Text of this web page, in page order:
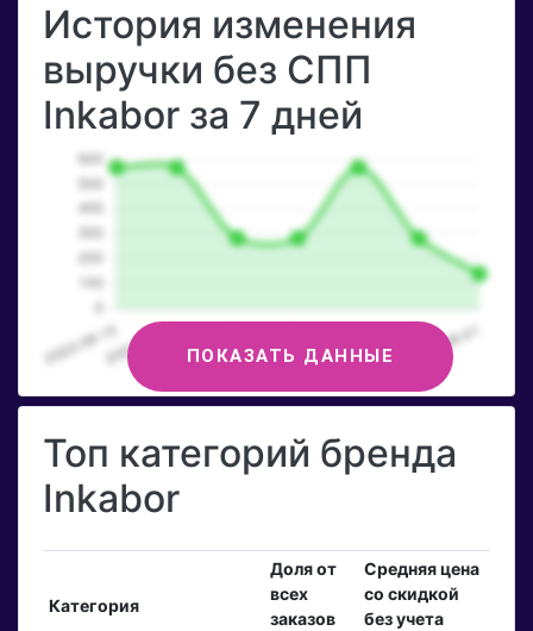
История изменения
выручки без СПП
Inkabor за 7 дней
ПОКАЗАТЬ ДАННЫЕ
Топ категорий бренда
Inkabor
Категория
Доля от
всех
заказов
Средняя цена
со скидкой
без учета